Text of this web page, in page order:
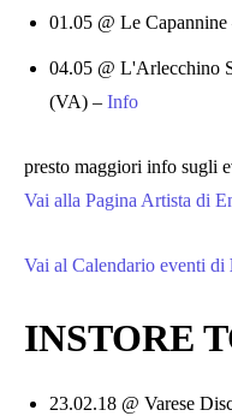
01.05 @ Le
04.05 @ L'Arlecchino
(VA) – Info
presto maggiori info sugli
Vai alla Pagina Artista di
Vai al Calendario eventi di
INSTORE
23.02.18 @ Varese